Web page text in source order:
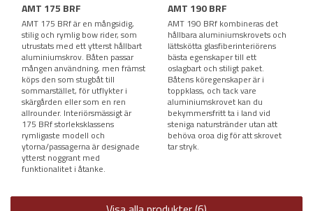
AMT 175 BRF
AMT 175 BRf är en mångsidig,
stilig och rymlig bow rider, som
utrustats med ett ytterst hållbart
aluminiumskrov. Båten passar
mången användning, men främst
köps den som stugbåt till
sommarstället, för utflykter i
skärgården eller som en ren
allrounder. Interiörsmässigt är
175 BRf storleksklassens
rymligaste modell och
ytorna/passagerna är designade
ytterst noggrant med
funktionalitet i åtanke.
AMT 190 BRF
AMT 190 BRf kombineras det
hållbara aluminiumskrovets och
lättskötta glasfiberinteriörens
bästa egenskaper till ett
oslagbart och stiligt paket.
Båtens köregenskaper är i
toppklass, och tack vare
aluminiumskrovet kan du
bekymmersfritt ta i land vid
steniga naturstränder utan att
behöva oroa dig för att skrovet
tar stryk.